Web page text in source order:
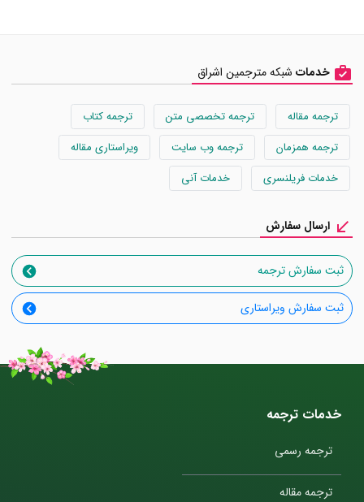
خدمات شبکه مترجمین اشراق
ترجمه مقاله ترجمه تخصصی متن
ترجمه کتاب
ترجمه همزمان
ترجمه وب سایت
ویراستاری مقاله
خدمات فریلنسری
خدمات آنی
ارسال سفارش
ثبت سفارش ترجمه
ثبت سفارش ویراستاری
خدمات ترجمه
ترجمه رسمی
ترجمه مقاله